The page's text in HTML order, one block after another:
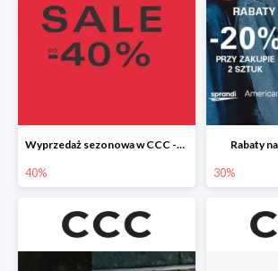
Wyprzedaż sezonowa w CCC -40%
40%
Rabaty
30%